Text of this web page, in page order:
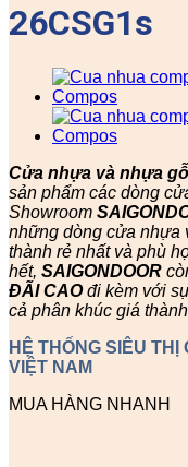
26CSG1s
Cửa nhựa và nhựa
sản phẩm các dòng
Showroom
những dòng cửa nhựa
thành rẻ nhất và phù
hết, SAIGONDOOR
ĐÃI CAOđi kèm với
cả phân khúc giá
HỆ THỐNG SIÊU
VIỆT NAM
MUA HÀNG NHANH